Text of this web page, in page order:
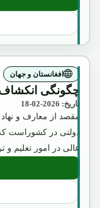
افغانستان و جهان
چگونگی
تاریخ: 2026-02-18
مقصد از معارف و
دولتی در کشوراست
عالی در امور تعلیم و